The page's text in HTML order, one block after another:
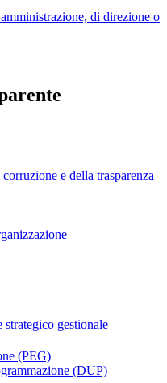
di direzione o
e della trasparenza
gestionale
(PEG)
(DUP)